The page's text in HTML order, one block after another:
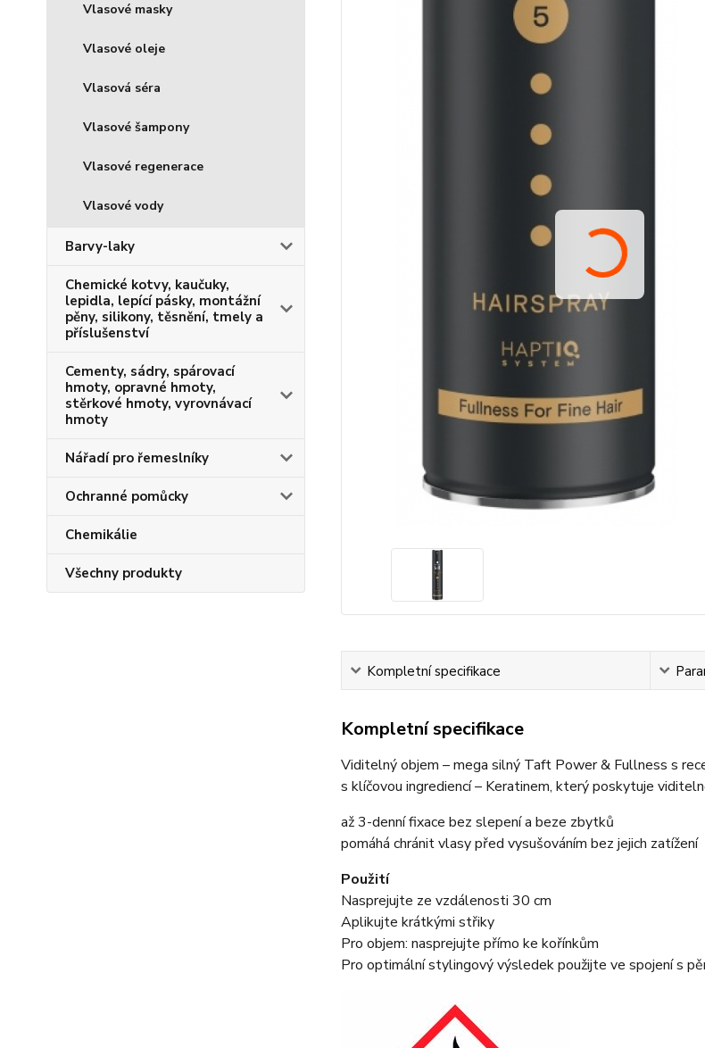
Vlasové masky
Vlasové oleje
Vlasová séra
Vlasové šampony
Vlasové regenerace
Vlasové vody
Barvy-laky
Chemické kotvy, kaučuky,
lepidla, lepící pásky, montážní
pěny, silikony, těsnění, tmely a
příslušenství
Cementy, sádry, spárovací
hmoty, opravné hmoty,
stěrkové hmoty, vyrovnávací
hmoty
Nářadí pro řemeslníky
Ochranné pomůcky
Chemikálie
Všechny produkty
Kompletní specifikace
Kompletní specifikace
Viditelný objem – mega silný Taft Power & Fullness s
s klíčovou ingrediencí – Keratinem, který poskytuje
až 3-denní fixace bez slepení a beze zbytků
pomáhá chránit vlasy před vysušováním bez jejich zatížení
Použití
Nasprejujte ze vzdálenosti 30 cm
Aplikujte krátkými střiky
Pro objem: nasprejujte přímo ke kořínkům
Pro optimální stylingový výsledek použijte ve spojení s